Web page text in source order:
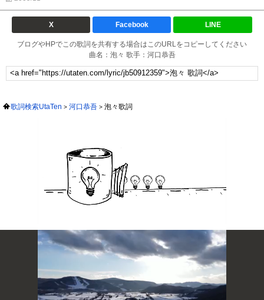
X Facebook LINE
ブログやHPでこの歌詞を共有する場合はこのURLをコピーしてください
曲名：泡々 歌手：河口恭吾
歌詞検索UtaTen 河口恭吾 泡々歌詞